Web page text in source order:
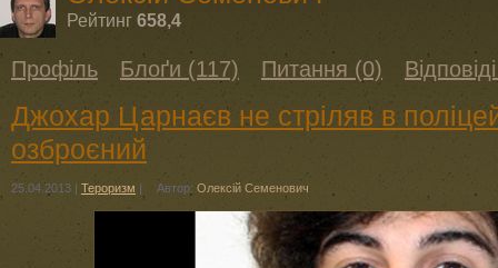
Рейтинг 658,4
Профіль Блоґи (117) Питання (0)
Джохар Царнаєв не стріляв в
озброєний
25.04.2013 | Тероризм | Автор: Олексій Семенович